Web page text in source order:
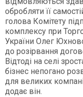
обробляти її
голова Комітету
комплексу при
України Олег
до розірвання
Відтоді на селі
бізнес непогано
для великих
додає він.